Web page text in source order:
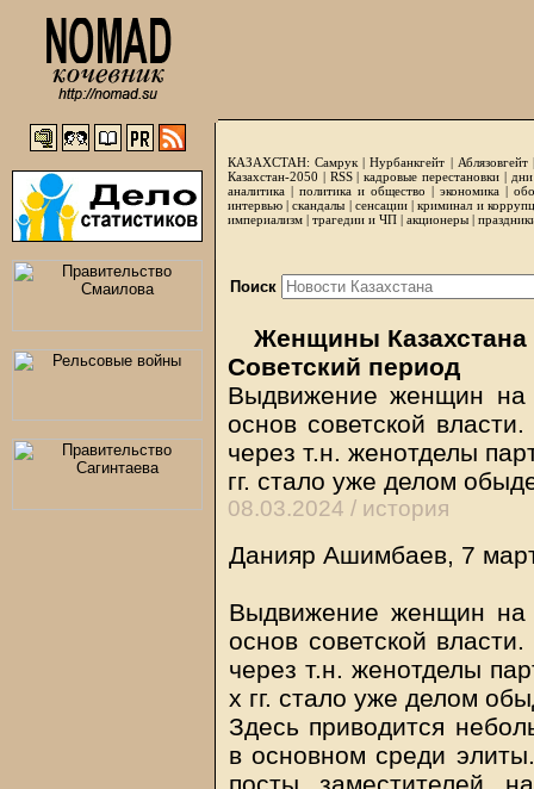
КАЗАХСТАН: Самрук |Нурбанкгейт | Аблязовгейт
Казахстан-2050 | RSS|кадровые перестановки|
аналитика | политика и общество | экономика |
интервью |скандалы | сенсации|криминал и
империализм | трагедии и ЧП | акционеры |
Поиск
Женщины Казахстана
Советский период
Выдвижение женщин на
основ советской
через т.н. женотделы
гг. стало уже делом
08.03.2024 / история
Данияр Ашимбаев, 7
Выдвижение женщин на
основ советской
через т.н. женотделы
х гг. стало уже делом
Здесь приводится
в основном среди